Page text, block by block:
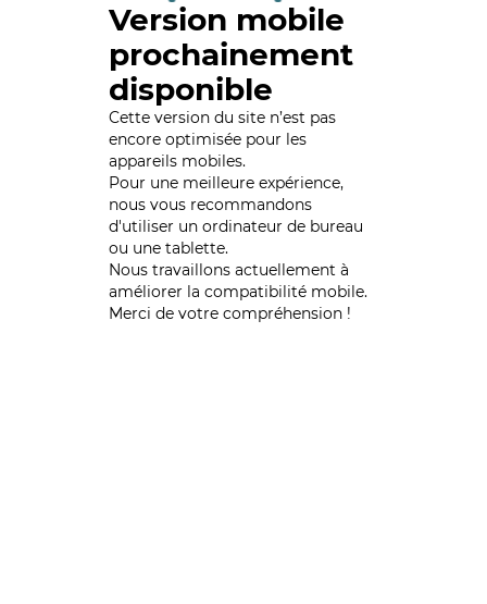
Version mobile
prochainement
disponible
Cette version du site n’est pas
encore optimisée pour les
appareils mobiles.
Pour une meilleure expérience,
nous vous recommandons
d'utiliser un ordinateur de bureau
ou une tablette.
Nous travaillons actuellement à
améliorer la compatibilité mobile.
Merci de votre compréhension !